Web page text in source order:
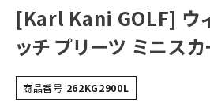
[Karl Kani GOLF] ウ
ッチ プリーツ ミニスカ
商品番号 262KG2900L